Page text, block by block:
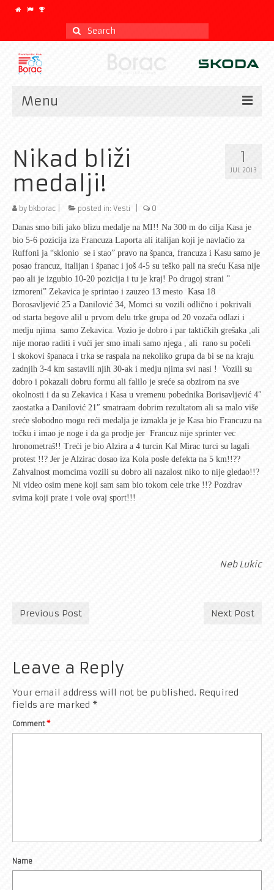
Search
for:
Menu
Kalendar
CLASSIC
Istorijat
Klub
Galerija
Rekreativci
Kontakt
1
JUL 2013
Nikad bliži
medalji!
by bkborac posted in: Vesti 0
Danas smo bili jako blizu medalje na MI!! Na 300 m do cilja Kasa je
bio 5-6 pozicija iza Francuza Laporta ali italijan koji je navlačio za
Ruffoni ja “sklonio se i stao” pravo na španca, francuza i Kasu samo je
posao francuz, italijan i španac i još 4-5 su teško pali na sreću Kasa nije
pao ali je izgubio 10-20 pozicija i tu je kraj! Po drugoj strani ”
izmoreni” Zekavica je sprintao i zauzeo 13 mesto Kasa 18
Borosavljević 25 a Danilović 34, Momci su vozili odlično i pokrivali
od starta begove alil u prvom delu trke grupa od 20 vozača odlazi i
medju njima samo Zekavica. Vozio je dobro i par taktičkih grešaka ,ali
nije morao raditi i vući jer smo imali samo njega , ali rano su počeli
I skokovi španaca i trka se raspala na nekoliko grupa da bi se na kraju
zadnjih 3-4 km sastavili njih 30-ak i medju njima svi nasi ! Vozili su
dobro i pokazali dobru formu ali falilo je sreće sa obzirom na sve
okolnosti i da su Zekavica i Kasa u vremenu pobednika Borisavljević 4″
zaostatka a Danilović 21″ smatraam dobrim rezultatom ali sa malo više
sreće slobodno mogu reći medalja je izmakla je je Kasa bio Francuzu na
točku i imao je noge i da ga prodje jer Francuz nije sprinter vec
hronometraš!! Treći je bio Alzira a 4 turcin Kal Mirac turci su lagali
protest !!? Jer je Alzirac dosao iza Kola posle defekta na 5 km!!??
Zahvalnost momcima vozili su dobro ali nazalost niko to nije gledao!!?
Ni video osim mene koji sam sam bio tokom cele trke !!? Pozdrav
svima koji prate i vole ovaj sport!!!
Neb Lukic
Previous Post Next Post
Leave a Reply
Your email address will not be published. Required
fields are marked *
Comment*
Name